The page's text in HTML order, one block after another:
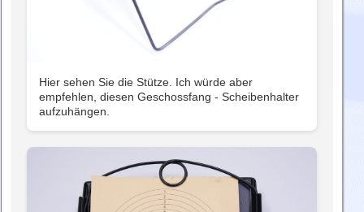
Hier sehen Sie die Stütze. Ich würde aber
empfehlen, diesen Geschossfang - Scheibenhalter
aufzuhängen.